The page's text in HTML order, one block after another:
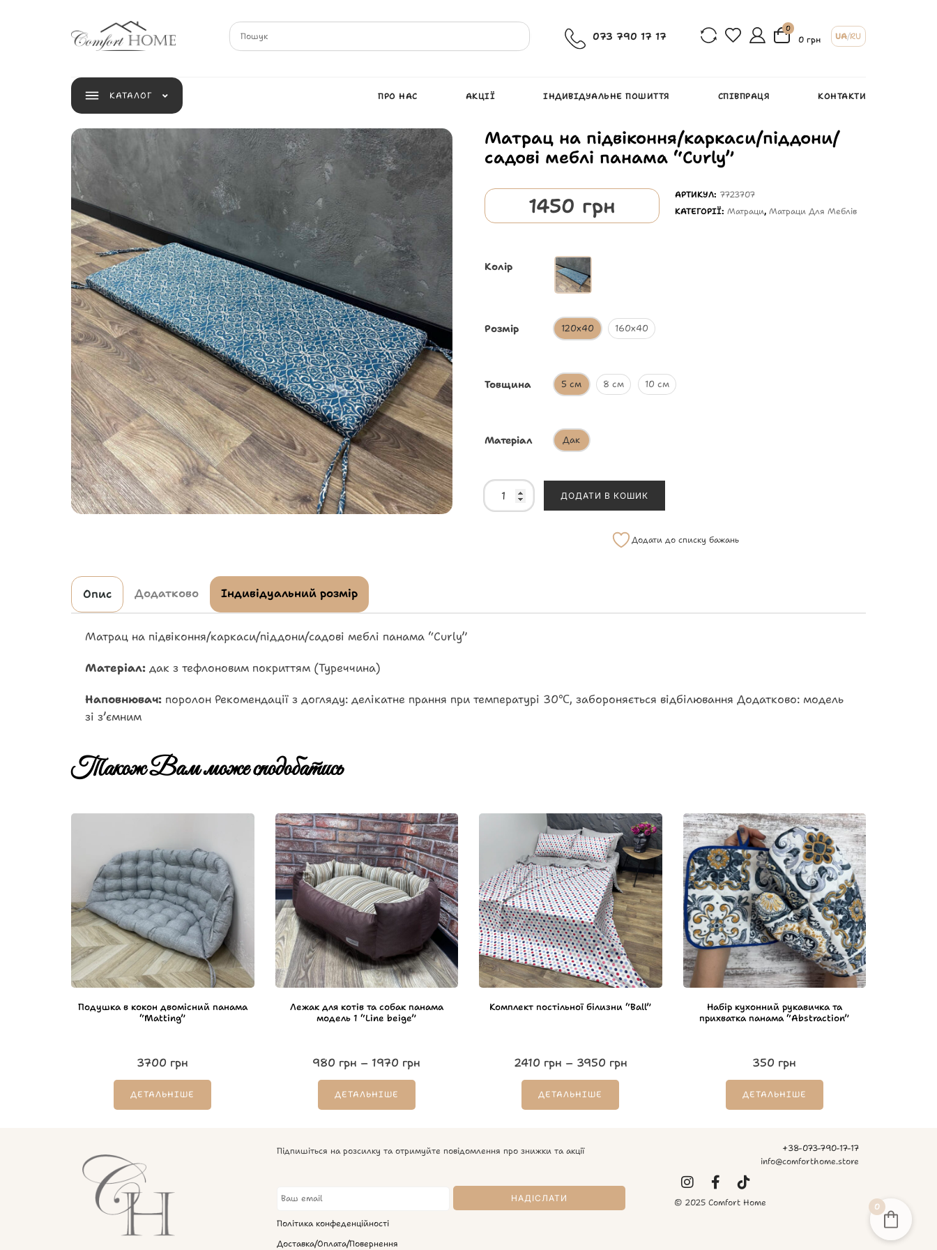
073 790 17 17
0
0 грн UA/RU
КАТАЛОГ ПРО НАС АКЦІЇ ІНДИВІДУАЛЬНЕ ПОШИТТЯ СПІВПРАЦЯ КОНТАКТИ
Матрац на підвіконня/каркаси/піддони/
садові меблі панама “Curly”
1450 грн АРТИКУЛ: 7723707
КАТЕГОРІЇ:Матраци,Матраци Для Меблів
Колір
Розмір 120х40 160х40
Товщина 5 см 8 см 10 см
Матеріал Дак
ДОДАТИ В КОШИК
Додати до списку бажань
Опис Додатково Індивідуальний розмір
Матрац на підвіконня/каркаси/піддони/садові меблі панама “Curly”
Матеріал: дак з тефлоновим покриттям (Туреччина)
Наповнювач: поролон Рекомендації з догляду: делікатне прання при температурі 30℃, забороняється відбілювання Додатково: модель
зі зʼємним
Також Вам може сподобатись
Подушка в кокон двомісний панама
“Matting”
3700 грн
ДЕТАЛЬНІШЕ
Лежак для котів та собак панама
модель 1 “Line beige”
980 грн – 1970 грн
ДЕТАЛЬНІШЕ
Комплект постільної білизни “Ball”
2410 грн – 3950 грн
ДЕТАЛЬНІШЕ
Набір кухонний рукавичка та
прихватка панама “Abstraction”
350 грн
ДЕТАЛЬНІШЕ
Підпишіться на розсилку та отримуйте повідомлення про знижки та акції
Політика конфеденційності
Доставка/Оплата/Повернення
+38-073-790-17-17
info@comforthome.store
© 2025 Comfort Home 0